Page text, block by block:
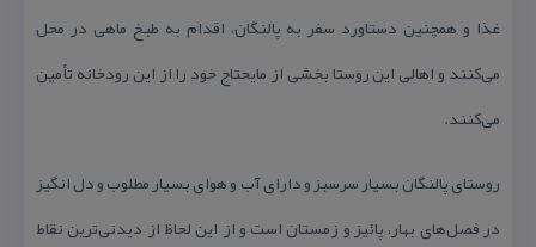
غذا و همچنین دستاورد سفر به پالنگان، اقدام به طبخ ماهی در محل
می‌كنند و اهالی این روستا بخشی از مایحتاج خود را از این رودخانه تأمین
می‌كنند.
روستای پالنگان بسیار سرسبز و دارای آب و هوای بسیار مطلوب و دل انگیز
در فصل‌های بهار، پائیز و زمستان است و از این لحاظ از دیدنی‌ترین نقاط